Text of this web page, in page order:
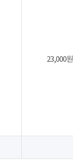
23,000원